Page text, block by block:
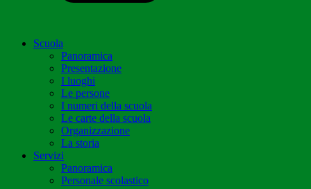
Scuola
Panoramica
Presentazione
I luoghi
Le persone
I numeri della scuola
Le carte della scuola
Organizzazione
La storia
Servizi
Panoramica
Personale scolastico